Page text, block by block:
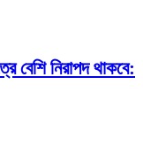
বেশি নিরাপদ থাকবে: